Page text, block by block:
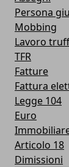
Persona
Mobbing
Lavoro
TFR
Fatture
Fattura
Legge 104
Euro
Articolo 18
Dimissioni